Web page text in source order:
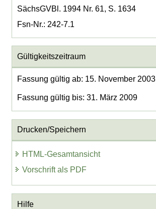
SächsGVBl. 1994 Nr. 61, S. 1634
Fsn-Nr.: 242-7.1
Gültigkeitszeitraum
Fassung gültig ab: 15. November 2003
Fassung gültig bis: 31. März 2009
Drucken/Speichern
HTML-Gesamtansicht
Vorschrift als PDF
Hilfe